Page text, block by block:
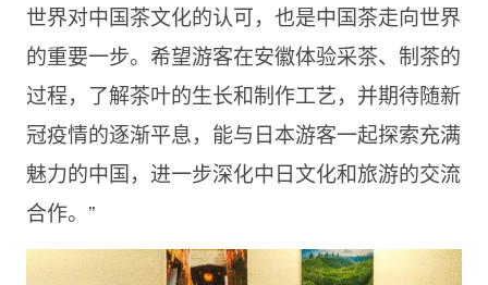
世界对中国茶文化的认可，也是中国茶走向世界
的重要一步。希望游客在安徽体验采茶、制茶的
过程，了解茶叶的生长和制作工艺，并期待随新
冠疫情的逐渐平息，能与日本游客一起探索充满
魅力的中国，进一步深化中日文化和旅游的交流
合作。”